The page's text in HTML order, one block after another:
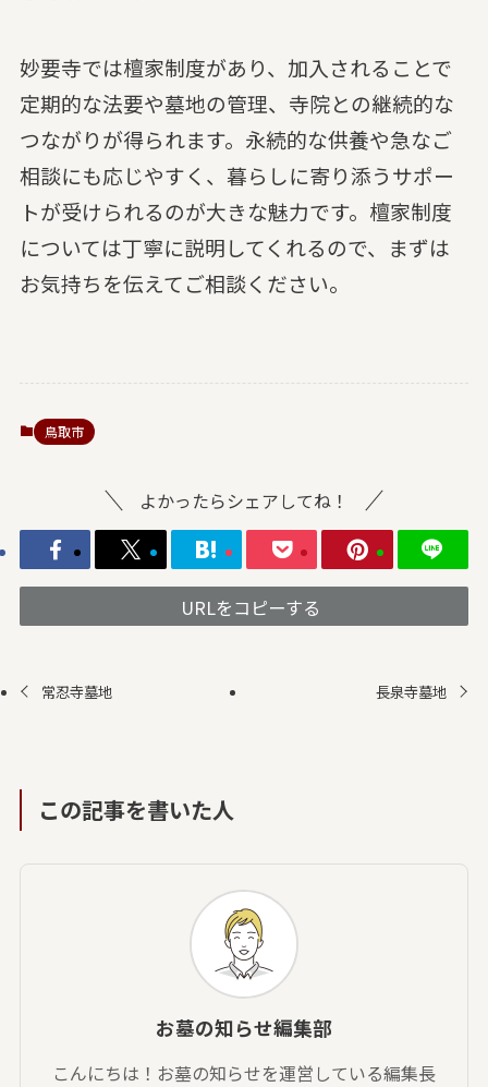
妙要寺では檀家制度があり、加入されることで
定期的な法要や墓地の管理、寺院との継続的な
つながりが得られます。永続的な供養や急なご
相談にも応じやすく、暮らしに寄り添うサポー
トが受けられるのが大きな魅力です。檀家制度
については丁寧に説明してくれるので、まずは
お気持ちを伝えてご相談ください。
鳥取市
よかったらシェアしてね！
URLをコピーする
常忍寺墓地 長泉寺墓地
この記事を書いた人
お墓の知らせ編集部
こんにちは！お墓の知らせを運営している編集長